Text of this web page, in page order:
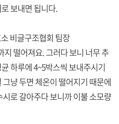
보내면 됩니다.
비글구조협회 팀장
지 떨어져요. 그러다 보니 너무 추
하루에 4~5박스씩 보내주시기
냥 두면 체온이 떨어지기 때문에
로 갈아주다 보니까 이불 소모량